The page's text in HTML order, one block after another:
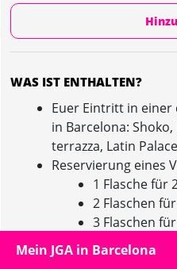
WAS IST ENTHALTEN?
Euer Eintritt in einer
in Barcelona:
terrazza, Latin Palace
Reservierung eines
1 Flasche für
2 Flaschen
3 Flaschen
Euer Guide
Late Check-In bis
Mein JGA in Barcelona